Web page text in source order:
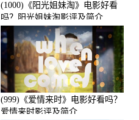
(1000)《阳光姐妹淘》电影好看
吗？阳光姐妹淘影评及简介
(999)《爱情来时》电影好看吗？
爱情来时影评及简介